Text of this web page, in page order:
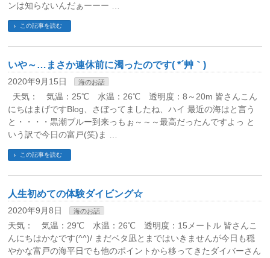
ンは知らないんだぁーーー …
この記事を読む
いや～…まさか連休前に濁ったのです( *´艸｀)
2020年9月15日 海のお話
天気： 気温：25℃ 水温：26℃ 透明度：8～20m 皆さんこん
にちはまげですBlog、さぼってましたね、ハイ 最近の海はと言う
と・・・・黒潮ブルー到来っもぉ～～～最高だったんですよっ と
いう訳で今日の富戸(笑)ま …
この記事を読む
人生初めての体験ダイビング☆
2020年9月8日 海のお話
天気： 気温：29℃ 水温：26℃ 透明度：15メートル 皆さんこ
んにちはかなです(^^)/ まだベタ凪とまではいきませんが今日も穏
やかな富戸の海平日でも他のポイントから移ってきたダイバーさん